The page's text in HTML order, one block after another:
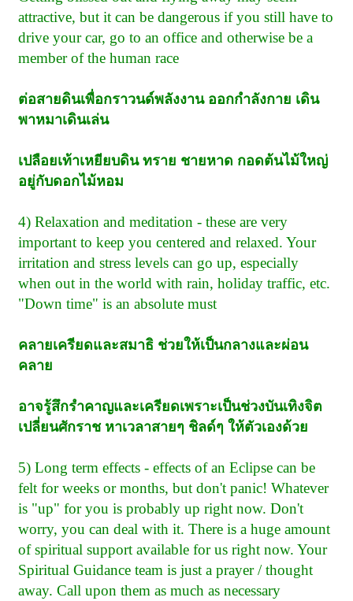
attractive, but it can be dangerous if you still have to
drive your car, go to an office and otherwise be a
member of the human race
ต่อสายดินเพื่อกราวนด์พลังงาน ออกกำลังกาย เดิน
พาหมาเดินเล่น
เปลือยเท้าเหยียบดิน ทราย ชายหาด กอดต้นไม้ใหญ่
อยู่กับดอกไม้หอม
4) Relaxation and meditation - these are very
important to keep you centered and relaxed. Your
irritation and stress levels can go up, especially
when out in the world with rain, holiday traffic, etc.
"Down time" is an absolute must
คลายเครียดและสมาธิ ช่วยให้เป็นกลางและผ่อน
คลาย
อาจรู้สึกรำคาญและเครียดเพราะเป็นช่วงบันเทิงจิต
เปลี่ยนศักราช หาเวลาสายๆ ชิลด์ๆ ให้ตัวเองด้วย
5) Long term effects - effects of an Eclipse can be
felt for weeks or months, but don't panic! Whatever
is "up" for you is probably up right now. Don't
worry, you can deal with it. There is a huge amount
of spiritual support available for us right now. Your
Spiritual Guidance team is just a prayer / thought
away. Call upon them as much as necessary